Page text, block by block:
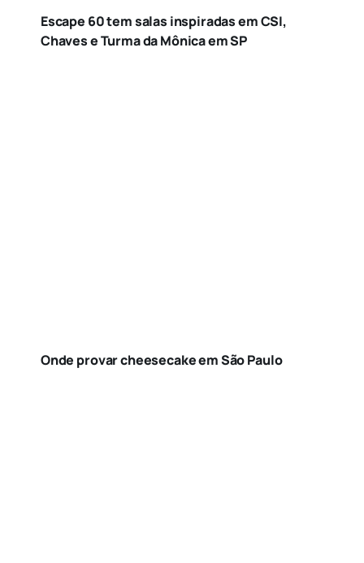
Escape 60 tem salas inspiradas em CSI,
Chaves e Turma da Mônica em SP
Onde provar cheesecake em São Paulo